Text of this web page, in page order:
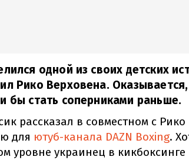
одной из своих детских
Рико Верховена.
бы стать соперниками раньше.
рассказал в совместном с Рико
для ютуб-канала DAZN Boxing.
уровне украинец в кикбоксинге